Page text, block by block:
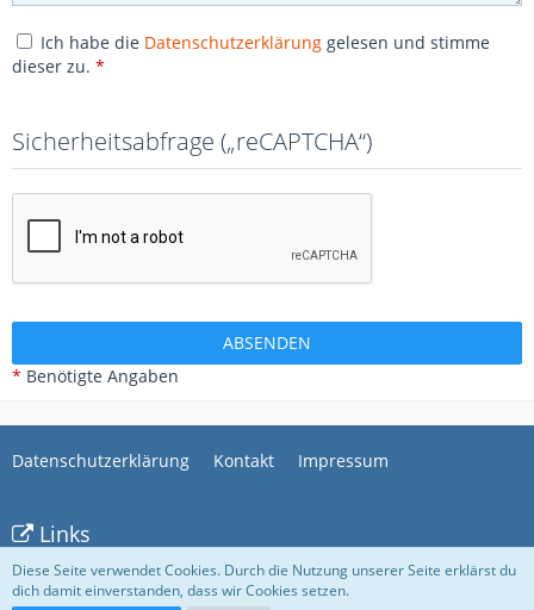
Ich habe die Datenschutzerklärung gelesen und stimme
dieser zu. *
Sicherheitsabfrage („reCAPTCHA“)
* Benötigte Angaben
Datenschutzerklärung Kontakt Impressum
Links
Diese Seite verwendet Cookies. Durch die Nutzung unserer Seite erklärst du
dich damit einverstanden, dass wir Cookies setzen.